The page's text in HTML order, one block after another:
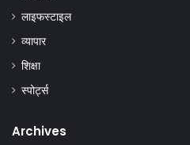
लाइफस्टाइल
व्यापार
शिक्षा
स्पोर्ट्स
Archives